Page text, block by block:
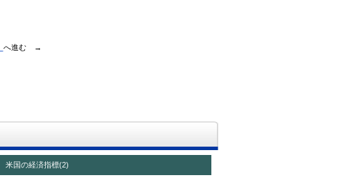
へ進む →
米国の経済指標(2)